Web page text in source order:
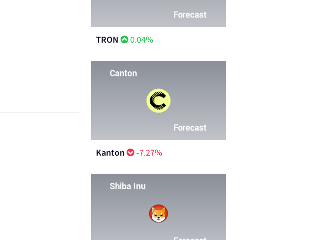
TRON 0.04%
Kanton -7.27%